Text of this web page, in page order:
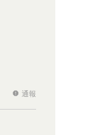
report 通報